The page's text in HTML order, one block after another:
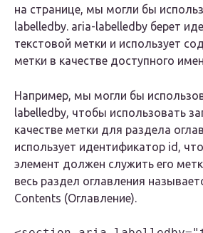
на странице, мы могли бы
labelledby. aria-labelledby берет
текстовой метки и использует
метки в качестве доступного
Например, мы могли бы
labelledby, чтобы использовать
качестве метки для раздела
использует идентификатор id,
элемент должен служить его
весь раздел оглавления
Contents (Оглавление).